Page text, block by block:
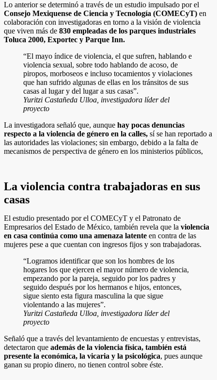
Lo anterior se determinó a través de un estudio impulsado por el
Consejo Mexiquense de Ciencia y Tecnología (COMECyT) en
colaboración con investigadoras en torno a la visión de violencia
que viven más de 830 empleadas de los parques industriales
Toluca 2000, Exportec y Parque Inn.
“El mayo índice de violencia, el que sufren, hablando e
violencia sexual, sobre todo hablando de acoso, de
piropos, morboseos e incluso tocamientos y violaciones
que han sufrido algunas de ellas en los tránsitos de sus
casas al lugar y del lugar a sus casas”.
Yuritzi Castañeda Ulloa, investigadora líder del
proyecto
La investigadora señaló que, aunque hay pocas denuncias
respecto a la violencia de género en la calles, sí se han reportado a
las autoridades las violaciones; sin embargo, debido a la falta de
mecanismos de perspectiva de género en los ministerios públicos,
La violencia contra trabajadoras en sus
casas
El estudio presentado por el COMECyT y el Patronato de
Empresarios del Estado de México, también revela que la violencia
en casa continúa como una amenaza latente en contra de las
mujeres pese a que cuentan con ingresos fijos y son trabajadoras.
“Logramos identificar que son los hombres de los
hogares los que ejercen el mayor número de violencia,
empezando por la pareja, seguido por los padres y
seguido después por los hermanos e hijos, entonces,
sigue siento esta figura masculina la que sigue
violentando a las mujeres”.
Yuritzi Castañeda Ulloa, investigadora líder del
proyecto
Señaló que a través del levantamiento de encuestas y entrevistas,
detectaron que además de la violencia física, también está
presente la económica, la vicaria y la psicológica, pues aunque
ganan su propio dinero, no tienen control sobre éste.